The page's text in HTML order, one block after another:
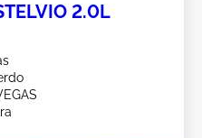
2.0L